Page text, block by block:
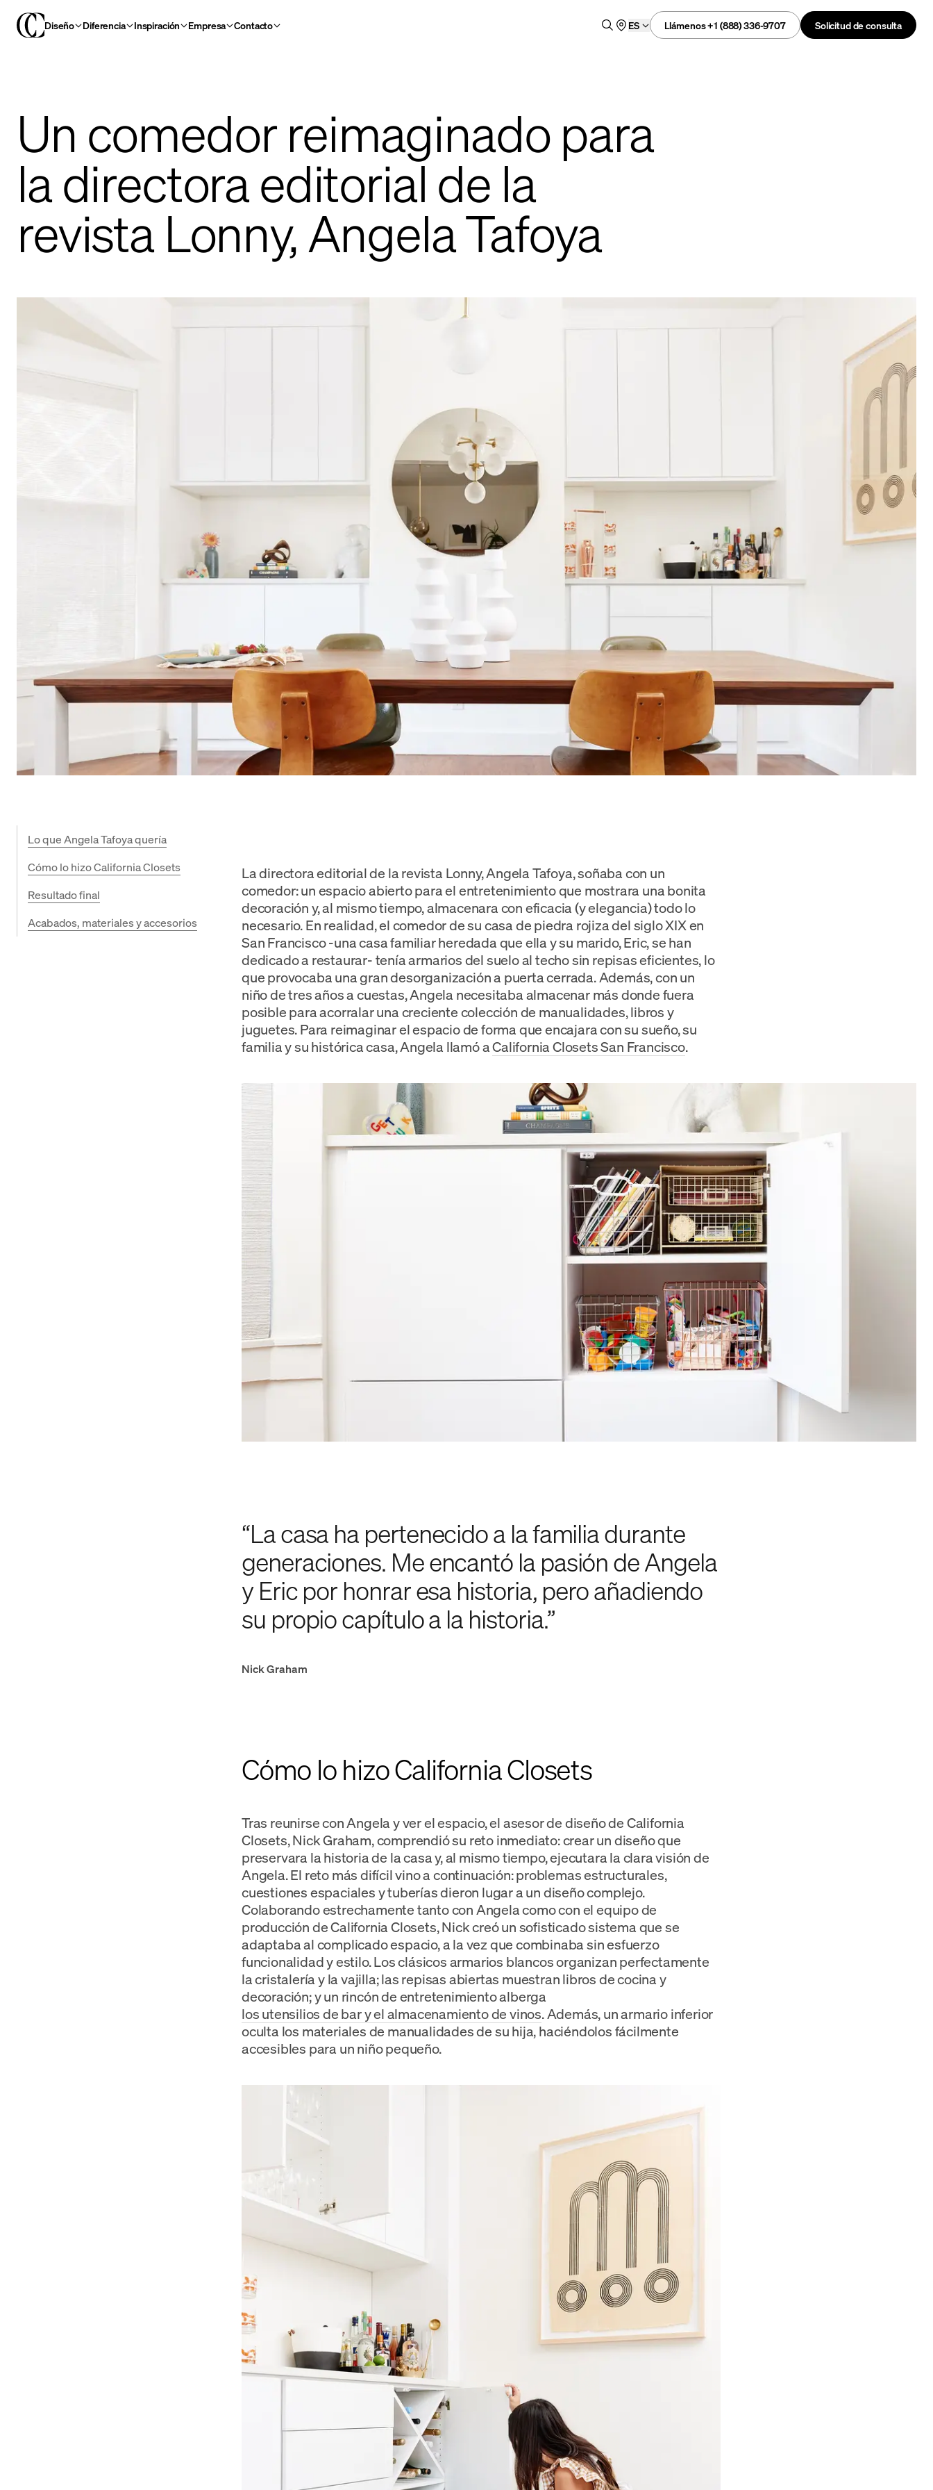
Diseño Diferencia Inspiración Empresa Contacto ES Llámenos +1 (888) 336-9707 Solicitud de consulta
Un comedor reimaginado para
la directora editorial de la
revista Lonny, Angela Tafoya
Lo que Angela Tafoya quería
Cómo lo hizo California Closets
Resultado final
Acabados, materiales y accesorios
La directora editorial de la revista Lonny, Angela Tafoya, soñaba con un
comedor: un espacio abierto para el entretenimiento que mostrara una bonita
decoración y, al mismo tiempo, almacenara con eficacia (y elegancia) todo lo
necesario. En realidad, el comedor de su casa de piedra rojiza del siglo XIX en
San Francisco -una casa familiar heredada que ella y su marido, Eric, se han
dedicado a restaurar- tenía armarios del suelo al techo sin repisas eficientes, lo
que provocaba una gran desorganización a puerta cerrada. Además, con un
niño de tres años a cuestas, Angela necesitaba almacenar más donde fuera
posible para acorralar una creciente colección de manualidades, libros y
juguetes. Para reimaginar el espacio de forma que encajara con su sueño, su
familia y su histórica casa, Angela llamó aCalifornia Closets San Francisco.
“La casa ha pertenecido a la familia durante
generaciones. Me encantó la pasión de Angela
y Eric por honrar esa historia, pero añadiendo
su propio capítulo a la historia.”
Nick Graham
Cómo lo hizo California Closets
Tras reunirse con Angela y ver el espacio, el asesor de diseño de California
Closets, Nick Graham, comprendió su reto inmediato: crear un diseño que
preservara la historia de la casa y, al mismo tiempo, ejecutara la clara visión de
Angela. El reto más difícil vino a continuación: problemas estructurales,
cuestiones espaciales y tuberías dieron lugar a un diseño complejo.
Colaborando estrechamente tanto con Angela como con el equipo de
producción de California Closets, Nick creó un sofisticado sistema que se
adaptaba al complicado espacio, a la vez que combinaba sin esfuerzo
funcionalidad y estilo. Los clásicos armarios blancos organizan perfectamente
la cristalería y la vajilla; las repisas abiertas muestran libros de cocina y
decoración; y un rincón de entretenimiento alberga
los utensilios de bar y el almacenamiento de vinos. Además, un armario inferior
oculta los materiales de manualidades de su hija, haciéndolos fácilmente
accesibles para un niño pequeño.